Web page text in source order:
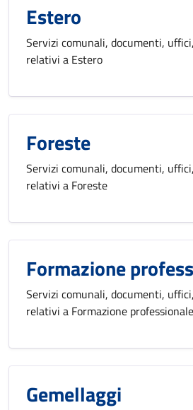
Estero
Servizi comunali, documenti,
relativi a Estero
Foreste
Servizi comunali, documenti,
relativi a Foreste
Formazione
Servizi comunali, documenti,
relativi a Formazione professionale
Gemellaggi